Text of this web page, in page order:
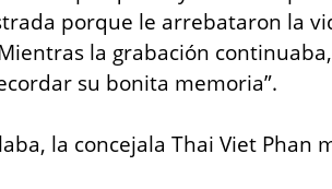
porque le arrebataron la
la grabación
su bonita memoria”.
la concejala Thai Viet Phan